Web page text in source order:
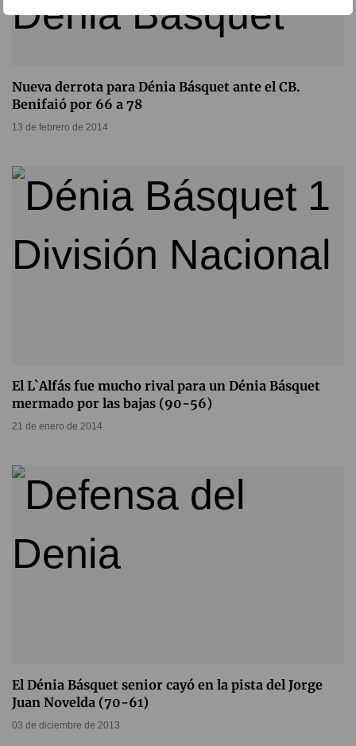
Nueva derrota para Dénia Básquet ante el CB.
Benifaió por 66 a 78
13 de febrero de 2014
El L`Alfás fue mucho rival para un Dénia Básquet
mermado por las bajas (90-56)
21 de enero de 2014
El Dénia Básquet senior cayó en la pista del Jorge
Juan Novelda (70-61)
03 de diciembre de 2013